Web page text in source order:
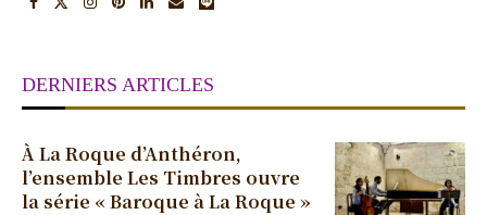
DERNIERS ARTICLES
À La Roque d’Anthéron,
l’ensemble Les Timbres ouvre
la série « Baroque à La Roque »